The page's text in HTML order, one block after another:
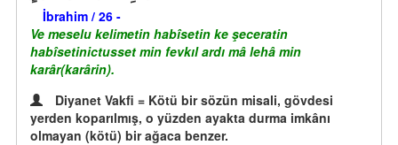
İbrahim / 26 -
Ve meselu kelimetin habîsetin ke şeceratin
habîsetinictusset min fevkıl ardı mâ lehâ min
karâr(karârin).
Diyanet Vakfi = Kötü bir sözün misali, gövdesi
yerden koparılmış, o yüzden ayakta durma imkânı
olmayan (kötü) bir ağaca benzer.